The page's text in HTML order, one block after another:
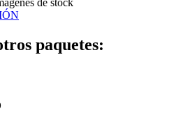
de stock
paquetes: